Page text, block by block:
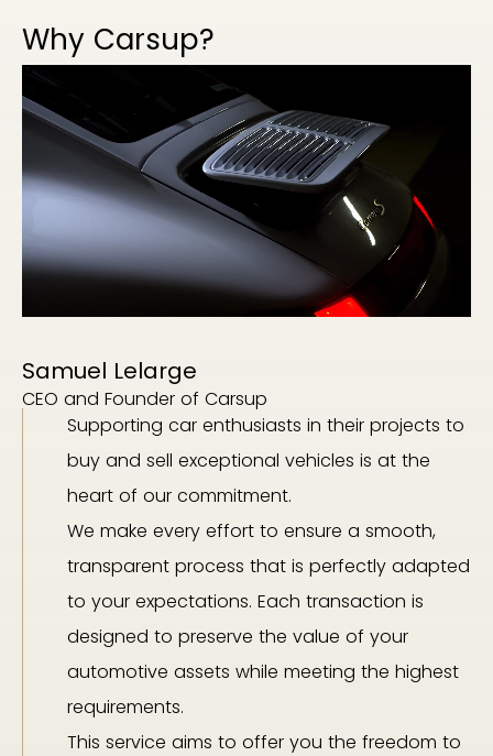
Why Carsup?
Samuel Lelarge
CEO and Founder of Carsup
Supporting car enthusiasts in their projects to
buy and sell exceptional vehicles is at the
heart of our commitment.
We make every effort to ensure a smooth,
transparent process that is perfectly adapted
to your expectations. Each transaction is
designed to preserve the value of your
automotive assets while meeting the highest
requirements.
This service aims to offer you the freedom to